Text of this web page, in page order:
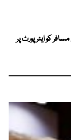
کو ایئرپورٹ پر